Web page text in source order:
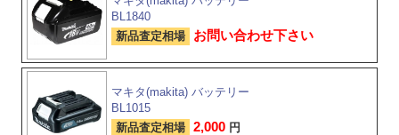
BL1840
新品査定相場 お問い合わせ下さい
マキタ(makita) バッテリー
BL1015
新品査定相場 2,000 円